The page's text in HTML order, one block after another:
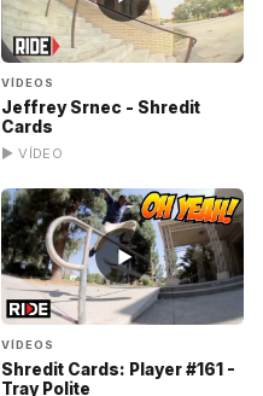
VÍDEOS
Jeffrey Srnec - Shredit
Cards
▶ VÍDEO
▶
VÍDEOS
Shredit Cards: Player #161 -
Tray Polite